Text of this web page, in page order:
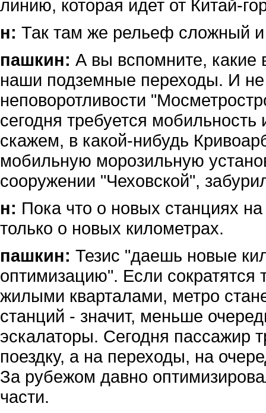
линию, которая идет от Китай-
н: Так там же рельеф сложный
пашкин: А вы вспомните,
наши подземные переходы. И
неповоротливости
сегодня требуется
скажем, в какой-нибудь
мобильную морозильную
сооружении "Чеховской",
н: Пока что о новых станциях
только о новых километрах.
пашкин: Тезис "даешь новые
оптимизацию". Если
жилыми кварталами, метро
станций - значит, меньше
эскалаторы. Сегодня пассажир
поездку, а на переходы, на
За рубежом давно
части.